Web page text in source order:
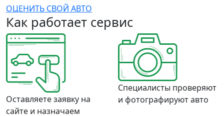
ОЦЕНИТЬ СВОЙ АВТО
Как работает сервис
Оставляете заявку на
сайте и назначаем
Специалисты проверяют
и фотографируют авто